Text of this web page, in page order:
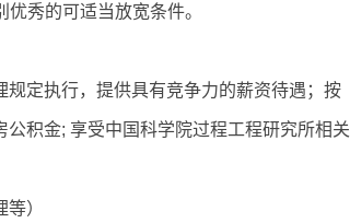
优秀的可适当放宽条件。
规定执行，提供具有竞争力的薪资待遇；按
公积金; 享受中国科学院过程工程研究所相关
等）